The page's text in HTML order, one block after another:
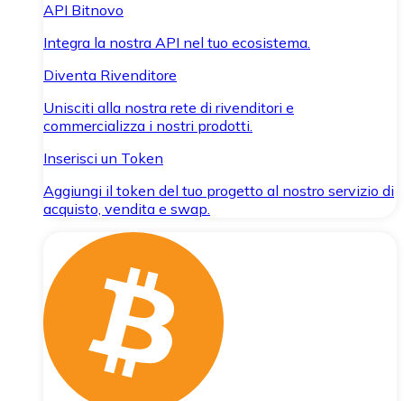
API Bitnovo
Integra la nostra API nel tuo ecosistema.
Diventa Rivenditore
Unisciti alla nostra rete di rivenditori e
commercializza i nostri prodotti.
Inserisci un Token
Aggiungi il token del tuo progetto al nostro servizio di
acquisto, vendita e swap.